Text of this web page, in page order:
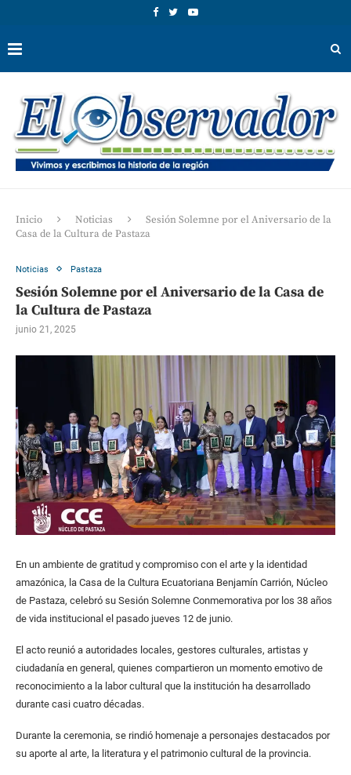
Inicio Noticias
Sesión Solemne por el Aniversario de la
Casa de la Cultura de Pastaza
Noticias Pastaza
Sesión Solemne por el Aniversario de la Casa de
la Cultura de Pastaza
junio 21, 2025
En un ambiente de gratitud y compromiso con el arte y la identidad
amazónica, la Casa de la Cultura Ecuatoriana Benjamín Carrión, Núcleo
de Pastaza, celebró su Sesión Solemne Conmemorativa por los 38 años
de vida institucional el pasado jueves 12 de junio.
El acto reunió a autoridades locales, gestores culturales, artistas y
ciudadanía en general, quienes compartieron un momento emotivo de
reconocimiento a la labor cultural que la institución ha desarrollado
durante casi cuatro décadas.
Durante la ceremonia, se rindió homenaje a personajes destacados por
su aporte al arte, la literatura y el patrimonio cultural de la provincia.